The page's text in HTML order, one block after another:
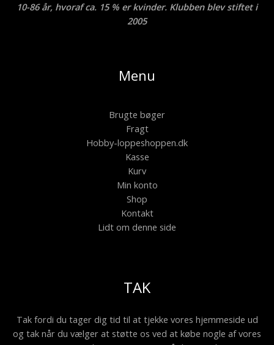
10-86 år, hvoraf ca. 15 % er kvinder. Klubben blev stiftet i
2005
Menu
Brugte bøger
Fragt
Hobby-loppeshoppen.dk
Kasse
Kurv
Min konto
Shop
Kontakt
Lidt om denne side
TAK
Tak fordi du tager dig tid til at tjekke vores hjemmeside ud
og tak når du vælger at støtte os ved at købe nogle af vores